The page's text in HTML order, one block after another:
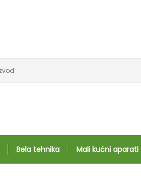
Bela tehnika Mali kućni aparati